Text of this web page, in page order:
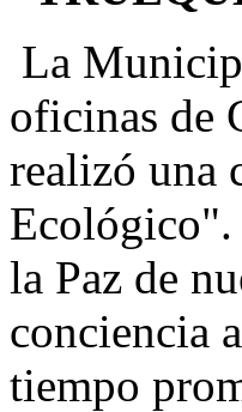
La
oficinas de
realizó una
Ecológico".
la Paz de
conciencia
tiempo